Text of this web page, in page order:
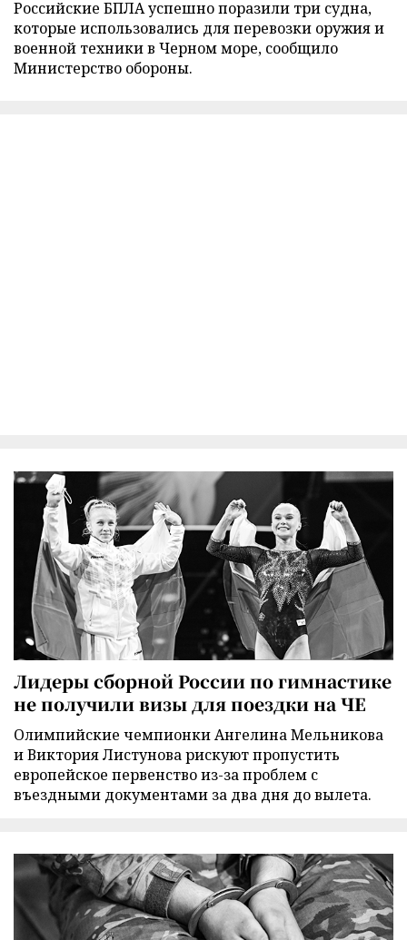
Российские БПЛА успешно поразили три судна,
которые использовались для перевозки оружия и
военной техники в Черном море, сообщило
Министерство обороны.
Лидеры сборной России по гимнастике
не получили визы для поездки на ЧЕ
Олимпийские чемпионки Ангелина Мельникова
и Виктория Листунова рискуют пропустить
европейское первенство из-за проблем с
въездными документами за два дня до вылета.